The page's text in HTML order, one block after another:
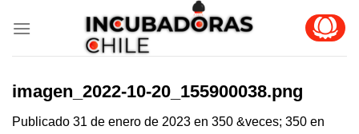
imagen_2022-10-20_155900038.png
Publicado 31 de enero de 2023 en 350 &veces; 350 en